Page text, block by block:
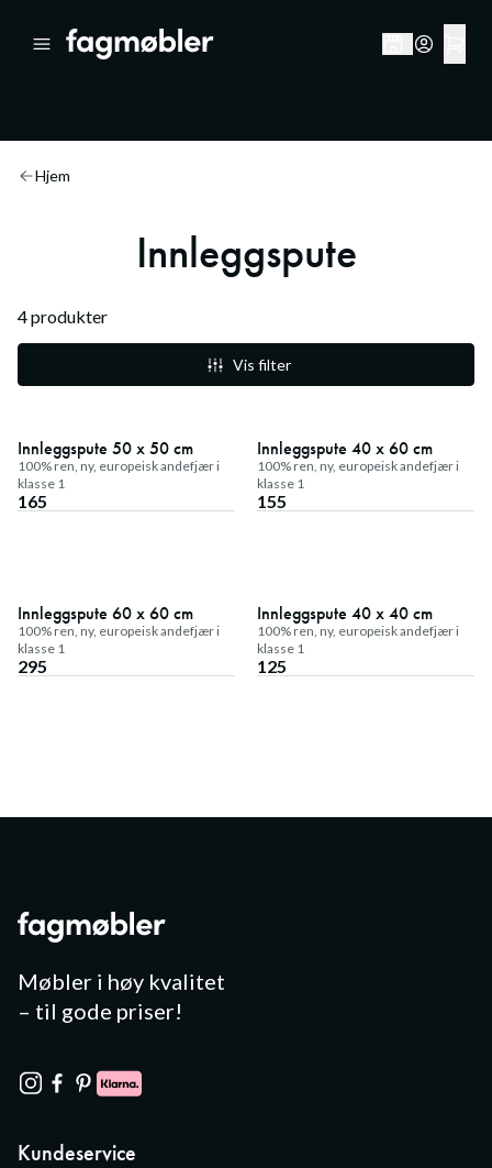
Hjem
Innleggspute
4produkter
Vis filter
Innleggspute 50 x 50 cm
100% ren, ny, europeisk andefjær i
klasse 1
165
Innleggspute 40 x 60 cm
100% ren, ny, europeisk andefjær i
klasse 1
155
Innleggspute 60 x 60 cm
100% ren, ny, europeisk andefjær i
klasse 1
295
Innleggspute 40 x 40 cm
100% ren, ny, europeisk andefjær i
klasse 1
125
Møbler i høy kvalitet
– til gode priser!
Kundeservice